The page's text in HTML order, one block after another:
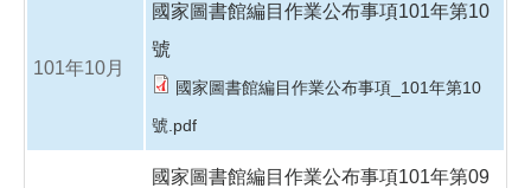
101年10月
國家圖書館編目作業公布事項101年第10
號
國家圖書館編目作業公布事項_101年第10
號.pdf
國家圖書館編目作業公布事項101年第09